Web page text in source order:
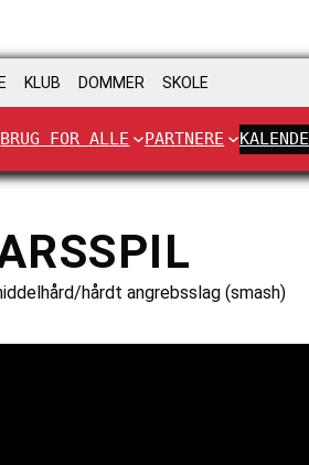
KLUB DOMMER SKOLE
BRUG FOR ALLE PARTNERE
hårdt angrebsslag (smash)